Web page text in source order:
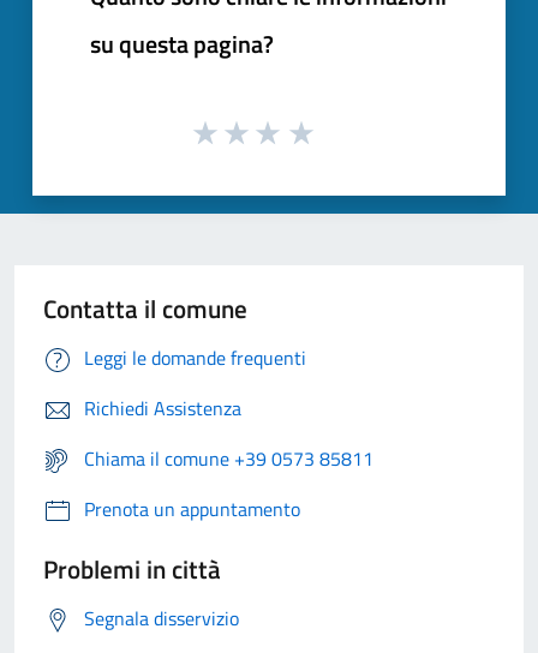
su questa pagina?
Contatta il comune
Leggi le domande frequenti
Richiedi Assistenza
Chiama il comune +39 0573 85811
Prenota un appuntamento
Problemi in città
Segnala disservizio